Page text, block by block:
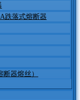
跌落式熔断器
器熔丝）